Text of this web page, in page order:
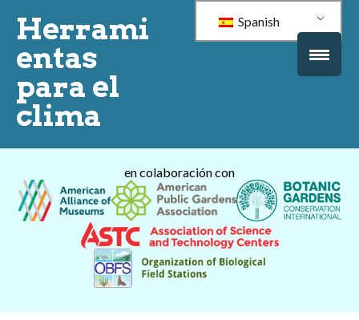
Herrami
entas
para el
clima
Spanish
en colaboración con